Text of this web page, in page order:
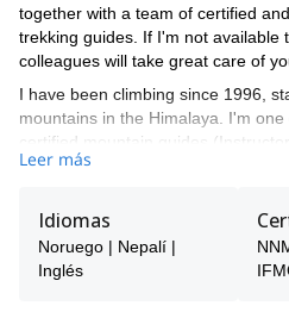
together with a team of certified
trekking guides. If I'm not available
colleagues will take great care of
I have been climbing since 1996,
mountains in the Himalaya. I'm
certified mountain guides
qualification from the New Zealand
(NNMGA).
I have successfully guided on Mt
and other 8000m peaks such as
Leer más
Idiomas
Noruego | Nepalí |
Inglés